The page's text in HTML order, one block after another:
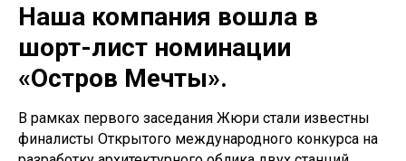
Наша компания вошла в
шорт-лист номинации
«Остров Мечты».
В рамках первого заседания Жюри стали известны
финалисты Открытого международного конкурса на